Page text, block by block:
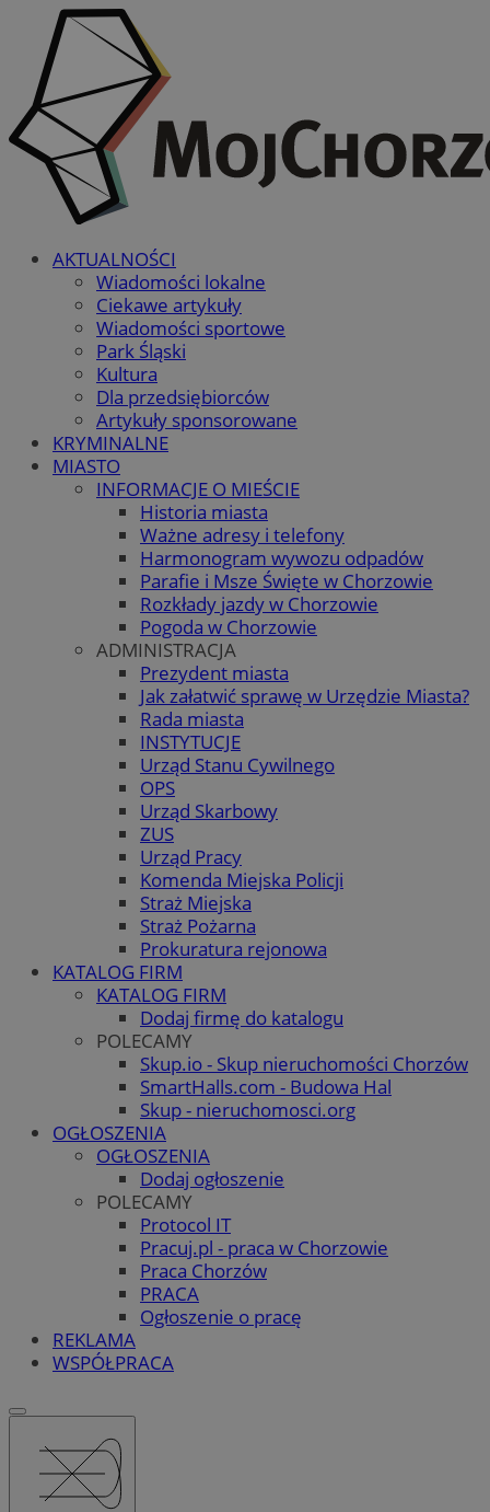
AKTUALNOŚCI
Wiadomości lokalne
Ciekawe artykuły
Wiadomości sportowe
Park Śląski
Kultura
Dla przedsiębiorców
Artykuły sponsorowane
KRYMINALNE
MIASTO
INFORMACJE O MIEŚCIE
Historia miasta
Ważne adresy i telefony
Harmonogram wywozu odpadów
Parafie i Msze Święte w Chorzowie
Rozkłady jazdy w Chorzowie
Pogoda w Chorzowie
ADMINISTRACJA
Prezydent miasta
Jak załatwić sprawę w Urzędzie Miasta?
Rada miasta
INSTYTUCJE
Urząd Stanu Cywilnego
OPS
Urząd Skarbowy
ZUS
Urząd Pracy
Komenda Miejska Policji
Straż Miejska
Straż Pożarna
Prokuratura rejonowa
KATALOG FIRM
KATALOG FIRM
Dodaj firmę do katalogu
POLECAMY
Skup.io - Skup nieruchomości Chorzów
SmartHalls.com - Budowa Hal
Skup - nieruchomosci.org
OGŁOSZENIA
OGŁOSZENIA
Dodaj ogłoszenie
POLECAMY
Protocol IT
Pracuj.pl - praca w Chorzowie
Praca Chorzów
PRACA
Ogłoszenie o pracę
REKLAMA
WSPÓŁPRACA